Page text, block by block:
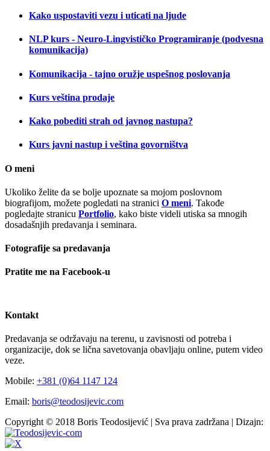
Kako uspostaviti vezu i uticati na ljude
NLP kurs - Neuro-Lingvističko Programiranje (podvesna
komunikacija)
Komunikacija - tajno oružje uspešnog poslovanja
Kurs veština prodaje
Kako pobediti strah od javnog nastupa?
Kurs javni nastup i veština govorništva
O meni
Ukoliko želite da se bolje upoznate sa mojom poslovnom
biografijom, možete pogledati na stranici O meni. Takođe
pogledajte stranicu Portfolio, kako biste videli utiska sa mnogih
dosadašnjih predavanja i seminara.
Fotografije sa predavanja
Pratite me na Facebook-u
Kontakt
Predavanja se održavaju na terenu, u zavisnosti od potreba i
organizacije, dok se lična savetovanja obavljaju online, putem video
veze.
Mobile: +381 (0)64 1147 124
Email: boris@teodosijevic.com
Copyright © 2018 Boris Teodosijević | Sva prava zadržana | Dizajn:
Facebook
YouTube
Instagram
X